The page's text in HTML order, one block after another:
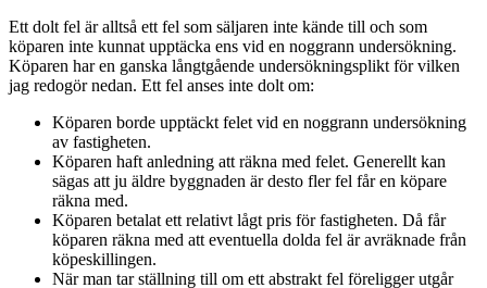
Ett dolt fel är alltså ett fel som säljaren inte kände till och som
köparen inte kunnat upptäcka ens vid en noggrann undersökning.
Köparen har en ganska långtgående undersökningsplikt för vilken
jag redogör nedan. Ett fel anses inte dolt om:
Köparen borde upptäckt felet vid en noggrann undersökning
av fastigheten.
Köparen haft anledning att räkna med felet. Generellt kan
sägas att ju äldre byggnaden är desto fler fel får en köpare
räkna med.
Köparen betalat ett relativt lågt pris för fastigheten. Då får
köparen räkna med att eventuella dolda fel är avräknade från
köpeskillingen.
När man tar ställning till om ett abstrakt fel föreligger utgår